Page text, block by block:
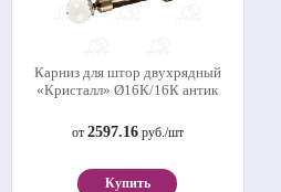
Карниз для штор двухрядный
«Кристалл» Ø16К/16К антик
от 2597.16руб./шт
Купить